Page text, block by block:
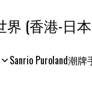
コンクエスト ワールド 征服世界 (香港-
Sanrio Puroland潮牌